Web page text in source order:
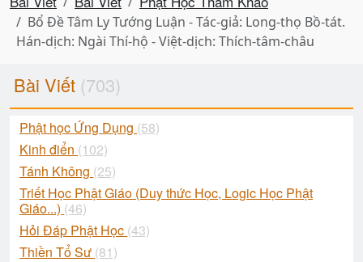
Bổ Đề Tâm Ly Tướng Luận - Tác-giả: Long-thọ Bồ-tát.
Hán-dịch: Ngài Thí-hộ - Việt-dịch: Thích-tâm-châu
Bài Viết (703)
Phật học Ứng Dụng (58)
Kinh điển (102)
Tánh Không (25)
Triết Học Phật Giáo (Duy thức Học, Logic Học Phật
Giáo...) (46)
Hỏi Đáp Phật Học (43)
Thiền Tổ Sư (81)